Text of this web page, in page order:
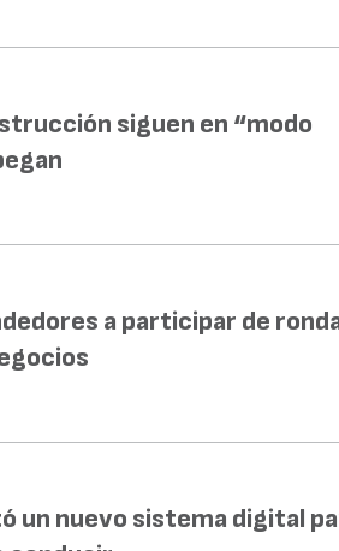
siguen en “modo
a participar de
un nuevo sistema digital